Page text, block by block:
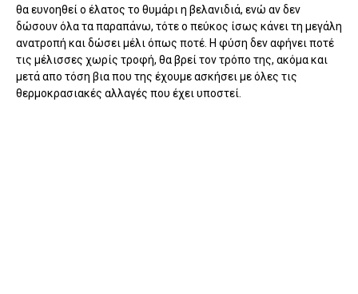
θα ευνοηθεί ο έλατος το θυμάρι η βελανιδιά, ενώ αν δεν
δώσουν όλα τα παραπάνω, τότε ο πεύκος ίσως κάνει τη μεγάλη
ανατροπή και δώσει μέλι όπως ποτέ. Η φύση δεν αφήνει ποτέ
τις μέλισσες χωρίς τροφή, θα βρεί τον τρόπο της, ακόμα και
μετά απο τόση βια που της έχουμε ασκήσει με όλες τις
θερμοκρασιακές αλλαγές που έχει υποστεί.